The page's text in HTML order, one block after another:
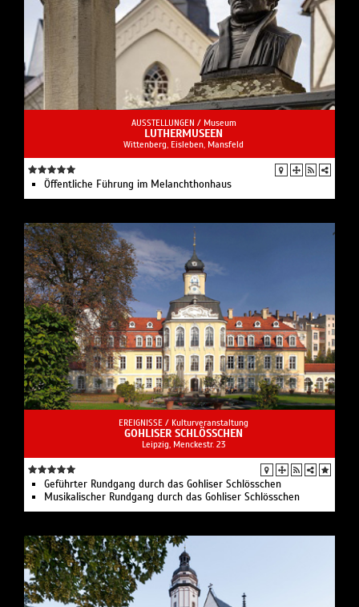
AUSSTELLUNGEN / Museum
LUTHERMUSEEN
Wittenberg, Eisleben, Mansfeld
Öffentliche Führung im Melanchthonhaus
EREIGNISSE / Kulturveranstaltung
GOHLISER SCHLÖSSCHEN
Leipzig, Menckestr. 23
Geführter Rundgang durch das Gohliser Schlösschen
Musikalischer Rundgang durch das Gohliser Schlösschen